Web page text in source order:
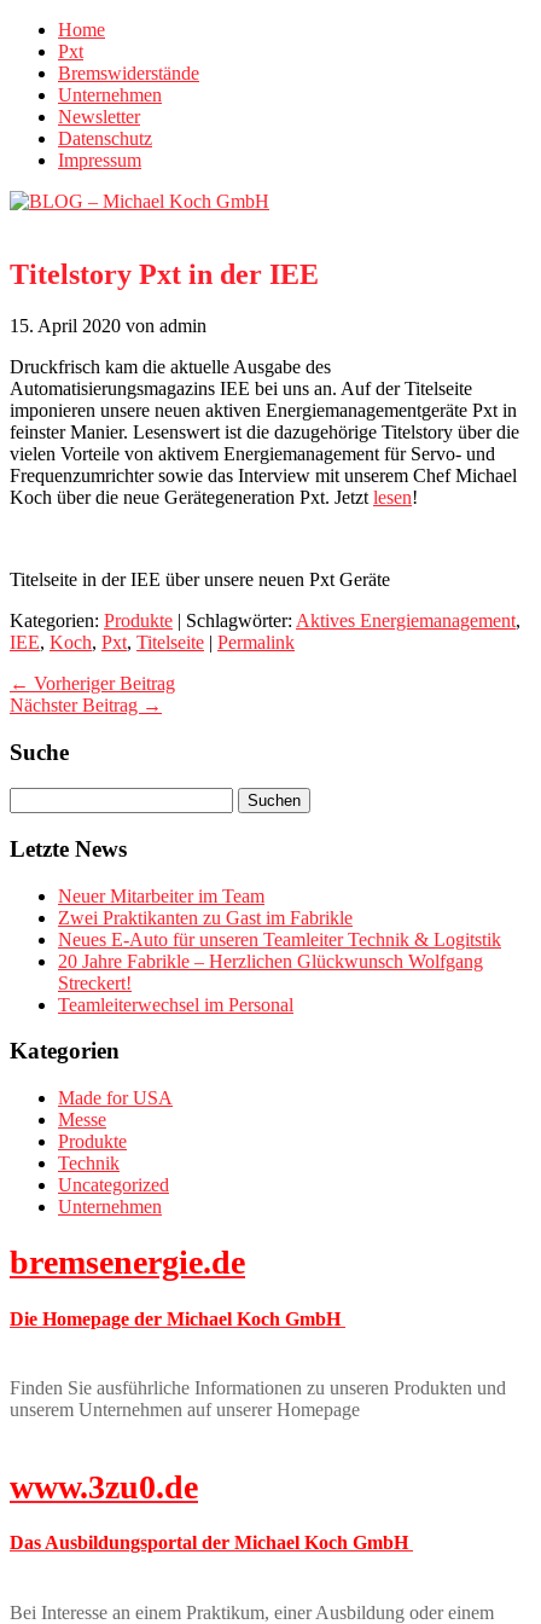
Home
Pxt
Bremswiderstände
Unternehmen
Newsletter
Datenschutz
Impressum
Titelstory Pxt in der IEE
15. April 2020 von admin
Druckfrisch kam die aktuelle Ausgabe des
Automatisierungsmagazins IEE bei uns an. Auf der Titelseite
imponieren unsere neuen aktiven Energiemanagementgeräte Pxt in
feinster Manier. Lesenswert ist die dazugehörige Titelstory über die
vielen Vorteile von aktivem Energiemanagement für Servo- und
Frequenzumrichter sowie das Interview mit unserem Chef Michael
Koch über die neue Gerätegeneration Pxt. Jetzt lesen!
Titelseite in der IEE über unsere neuen Pxt Geräte
Kategorien: Produkte | Schlagwörter: Aktives Energiemanagement,
IEE, Koch, Pxt, Titelseite | Permalink
← Vorheriger Beitrag
Nächster Beitrag →
Suche
Letzte News
Neuer Mitarbeiter im Team
Zwei Praktikanten zu Gast im Fabrikle
Neues E-Auto für unseren Teamleiter Technik & Logitstik
20 Jahre Fabrikle – Herzlichen Glückwunsch Wolfgang
Streckert!
Teamleiterwechsel im Personal
Kategorien
Made for USA
Messe
Produkte
Technik
Uncategorized
Unternehmen
bremsenergie.de
Die Homepage der Michael Koch GmbH
Finden Sie ausführliche Informationen zu unseren Produkten und
unserem Unternehmen auf unserer Homepage
www.3zu0.de
Das Ausbildungsportal der Michael Koch GmbH
Bei Interesse an einem Praktikum, einer Ausbildung oder einem